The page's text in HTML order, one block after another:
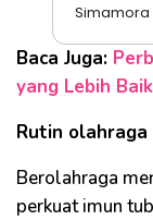
Simamora
Baca Juga:
yang Lebih
Rutin olahraga
Berolahraga
perkuat imun